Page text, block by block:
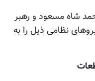
شاه مسعود و رهبر
نظامی ذیل را به